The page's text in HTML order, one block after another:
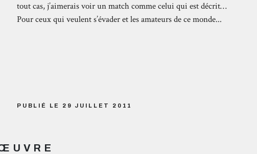
tout cas, j’aimerais voir un match comme celui qui est décrit…
Pour ceux qui veulent s’évader et les amateurs de ce monde...
PUBLIÉ LE 29 JUILLET 2011